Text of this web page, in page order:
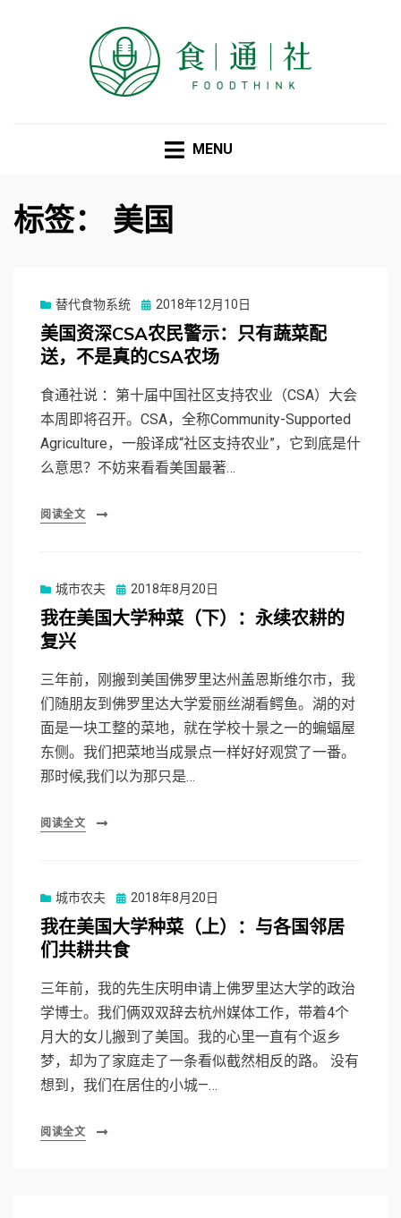
MENU
标签： 美国
替代食物系统
Posted
on
2018年12月10日
美国资深CSA农民警示：只有蔬菜配
送，不是真的CSA农场
食通社说 ：第十届中国社区支持农业（CSA）大会
本周即将召开。CSA，全称Community-Supported
Agriculture，一般译成“社区支持农业”，它到底是什
么意思？不妨来看看美国最著…
阅读全文
城市农夫
Posted
on
2018年8月20日
我在美国大学种菜（下）：永续农耕的
复兴
三年前，刚搬到美国佛罗里达州盖恩斯维尔市，我
们随朋友到佛罗里达大学爱丽丝湖看鳄鱼。湖的对
面是一块工整的菜地，就在学校十景之一的蝙蝠屋
东侧。我们把菜地当成景点一样好好观赏了一番。
那时候,我们以为那只是…
阅读全文
城市农夫
Posted
on
2018年8月20日
我在美国大学种菜（上）：与各国邻居
们共耕共食
三年前，我的先生庆明申请上佛罗里达大学的政治
学博士。我们俩双双辞去杭州媒体工作，带着4个
月大的女儿搬到了美国。我的心里一直有个返乡
梦，却为了家庭走了一条看似截然相反的路。 没有
想到，我们在居住的小城—…
阅读全文